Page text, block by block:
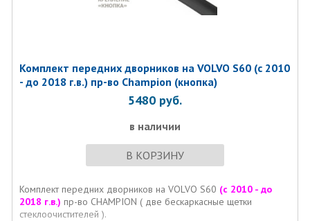
Комплект передних дворников на VOLVO S60 (с 2010
- до 2018 г.в.) пр-во Champion (кнопка)
5480 руб.
в наличии
В КОРЗИНУ
Комплект передних дворников на VOLVO S60 (с 2010 - до
2018 г.в.) пр-во CHAMPION ( две бескаркасные щетки
стеклоочистителей ).